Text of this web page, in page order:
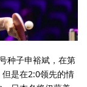
种子申裕斌，在第
是在2:0领先的情